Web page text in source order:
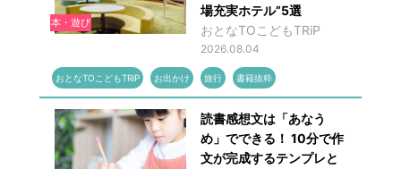
本・遊び
場充実ホテル”5選
おとなTOこどもTRiP
2026.08.04
おとなTOこどもTRiP お出かけ 旅行 書籍抜粋
読書感想文は「あなう
め」でできる！ 10分で作
文が完成するテンプレと